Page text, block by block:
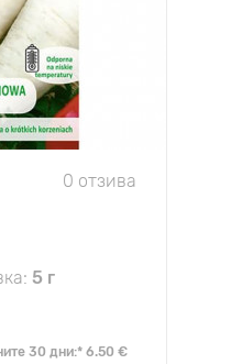
0 отзива
5 г
30 дни:* 6.50 €